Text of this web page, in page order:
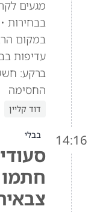
מגעים
בבחירות
במקום
עדיפות
ברקע:
החסימה
דוד קליין
14:16 בבלי